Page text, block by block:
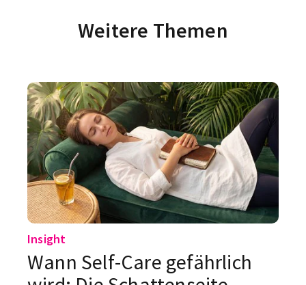
Weitere Themen
Insight
Wann Self-Care gefährlich